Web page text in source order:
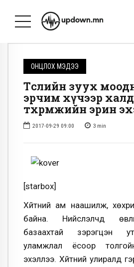
ОНЦЛОХ МЭДЭЭ
Төслийн зуух
эрчим хүчээр
төхөөрөмжийн эрин
2017-09-29 09:00 3 min
[starbox]
Хүйтний ам наашилж,
байна. Нийслэлчүүд
базаахтай зэрэгцэн
уламжлал ёсоор
эхэллээ. Хүйтний улиралд